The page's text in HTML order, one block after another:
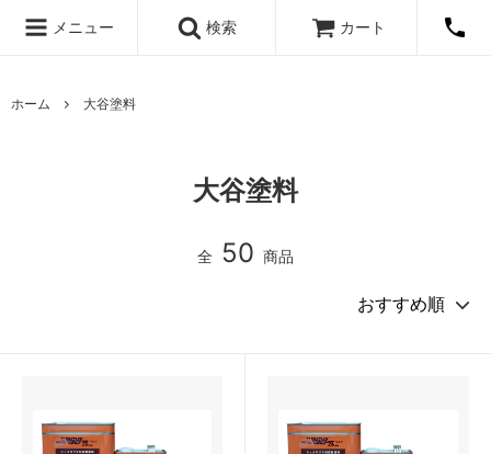
メニュー 検索 カート
ホーム 大谷塗料
大谷塗料
全 50 商品